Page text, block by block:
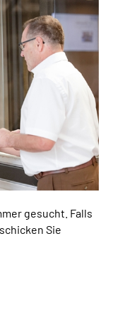
gesucht. Falls
Sie